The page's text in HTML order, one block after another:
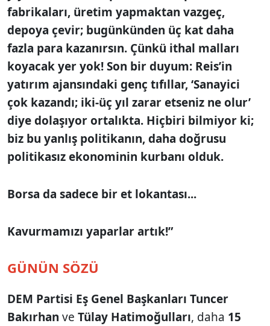
fabrikaları, üretim yapmaktan vazgeç,
depoya çevir; bugünkünden üç kat daha
fazla para kazanırsın. Çünkü ithal malları
koyacak yer yok! Son bir duyum: Reis’in
yatırım ajansındaki genç tıfıllar, ‘Sanayici
çok kazandı; iki-üç yıl zarar etseniz ne olur’
diye dolaşıyor ortalıkta. Hiçbiri bilmiyor ki;
biz bu yanlış politikanın, daha doğrusu
politikasız ekonominin kurbanı olduk.
Borsa da sadece bir et lokantası...
Kavurmamızı yaparlar artık!”
GÜNÜN SÖZÜ
DEM Partisi Eş Genel Başkanları Tuncer
Bakırhan ve Tülay Hatimoğulları, daha 15